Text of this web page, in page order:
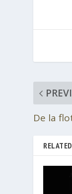
De la